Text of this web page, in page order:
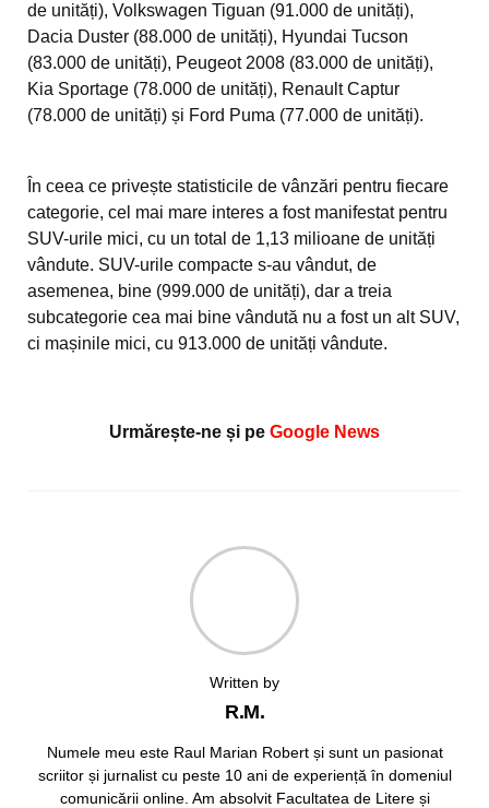
de unități), Volkswagen Tiguan (91.000 de unități),
Dacia Duster (88.000 de unități), Hyundai Tucson
(83.000 de unități), Peugeot 2008 (83.000 de unități),
Kia Sportage (78.000 de unități), Renault Captur
(78.000 de unități) și Ford Puma (77.000 de unități).
În ceea ce privește statisticile de vânzări pentru fiecare
categorie, cel mai mare interes a fost manifestat pentru
SUV-urile mici, cu un total de 1,13 milioane de unități
vândute. SUV-urile compacte s-au vândut, de
asemenea, bine (999.000 de unități), dar a treia
subcategorie cea mai bine vândută nu a fost un alt SUV,
ci mașinile mici, cu 913.000 de unități vândute.
Urmărește-ne și pe Google News
Written by
R.M.
Numele meu este Raul Marian Robert și sunt un pasionat
scriitor și jurnalist cu peste 10 ani de experiență în domeniul
comunicării online. Am absolvit Facultatea de Litere și